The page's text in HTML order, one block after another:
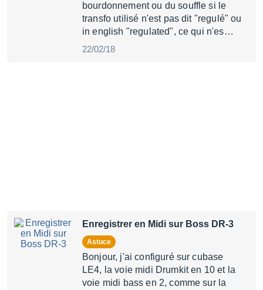
bourdonnement ou du souffle si le
transfo utilisé n'est pas dit "regulé" ou
in english "regulated", ce qui n'es…
22/02/18
Enregistrer en Midi sur Boss DR-3
Astuce
Bonjour, j'ai configuré sur cubase
LE4, la voie midi Drumkit en 10 et la
voie midi bass en 2, comme sur la